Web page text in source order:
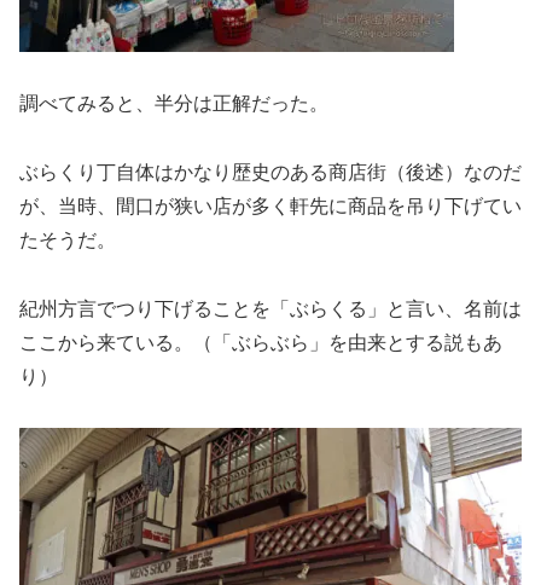
調べてみると、半分は正解だった。
ぶらくり丁自体はかなり歴史のある商店街（後述）なのだ
が、当時、間口が狭い店が多く軒先に商品を吊り下げてい
たそうだ。
紀州方言でつり下げることを「ぶらくる」と言い、名前は
ここから来ている。（「ぶらぶら」を由来とする説もあ
り）